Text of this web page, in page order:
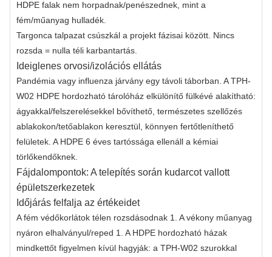
HDPE falak nem horpadnak/penészednek, mint a
fém/műanyag hulladék.
Targonca talpazat csúszkál a projekt fázisai között. Nincs
rozsda = nulla téli karbantartás.
Ideiglenes orvosi/izolációs ellátás
Pandémia vagy influenza járvány egy távoli táborban. A TPH-
W02 HDPE hordozható tárolóház elkülönítő fülkévé alakítható:
ágyakkal/felszerelésekkel bővíthető, természetes szellőzés
ablakokon/tetőablakon keresztül, könnyen fertőtleníthető
felületek. A HDPE 6 éves tartóssága ellenáll a kémiai
törlőkendőknek.
Fájdalompontok: A telepítés során kudarcot vallott
épületszerkezetek
Időjárás felfalja az értékeidet
A fém védőkorlátok télen rozsdásodnak 1. A vékony műanyag
nyáron elhalványul/reped 1. A HDPE hordozható házak
mindkettőt figyelmen kívül hagyják: a TPH-W02 szurokkal